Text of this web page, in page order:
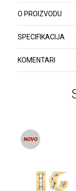
O PROIZVODU
SPECIFIKACIJA
KOMENTARI